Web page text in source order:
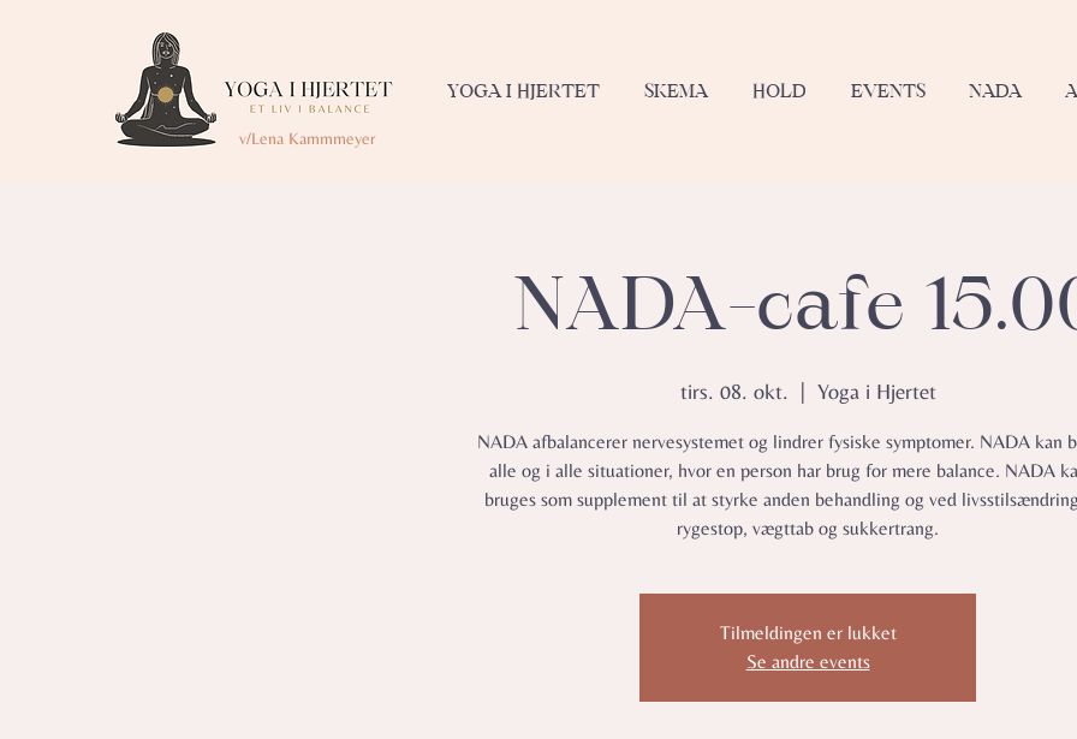
v/Lena Kammmeyer
YOGA I HJERTET SKEMA HOLD EVENTS NADA
NADA-cafe
tirs. 08. okt. Yoga i Hjertet
NADA afbalancerer nervesystemet og lindrer fysiske symptomer.​ NADA kan
alle og i alle situationer, hvor en person har brug for mere balance. NADA
bruges som supplement til at styrke anden behandling og ved
rygestop, vægttab og sukkertrang.
Tilmeldingen er lukket
Se andre events